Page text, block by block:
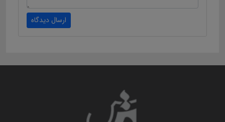
ارسال دیدگاه